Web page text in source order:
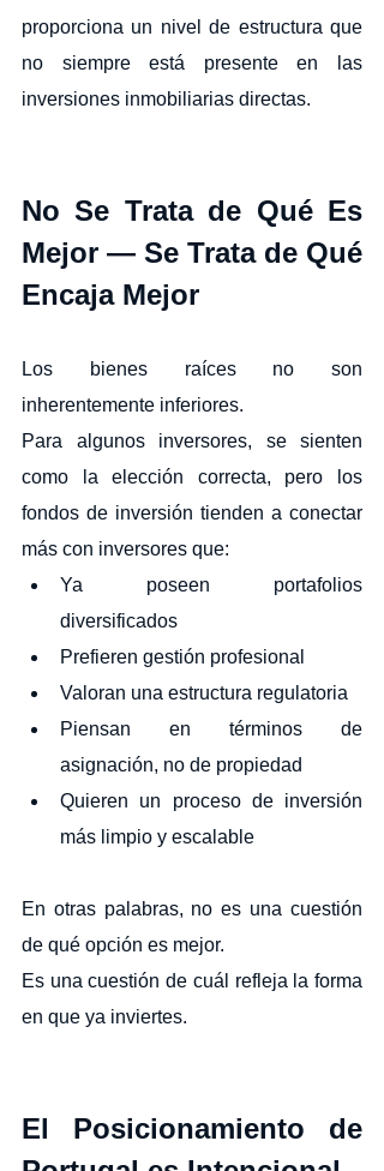
proporciona un nivel de estructura que
no siempre está presente en las
inversiones inmobiliarias directas.
No Se Trata de Qué Es
Mejor — Se Trata de Qué
Encaja Mejor
Los bienes raíces no son
inherentemente inferiores.
Para algunos inversores, se sienten
como la elección correcta, pero los
fondos de inversión tienden a conectar
más con inversores que:
Ya poseen portafolios
diversificados
Prefieren gestión profesional
Valoran una estructura regulatoria
Piensan en términos de
asignación, no de propiedad
Quieren un proceso de inversión
más limpio y escalable
En otras palabras, no es una cuestión
de qué opción es mejor.
Es una cuestión de cuál refleja la forma
en que ya inviertes.
El Posicionamiento de